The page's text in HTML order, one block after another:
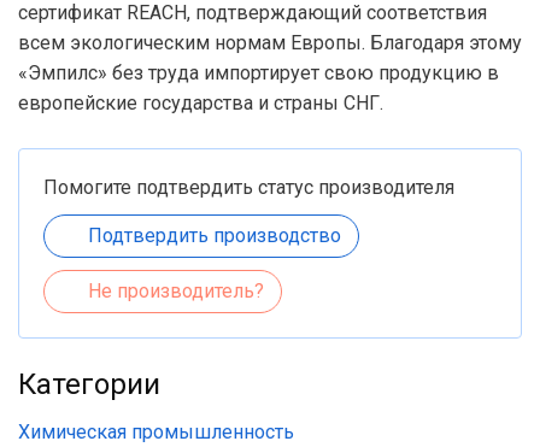
сертификат REACH, подтверждающий соответствия
всем экологическим нормам Европы. Благодаря этому
«Эмпилс» без труда импортирует свою продукцию в
европейские государства и страны СНГ.
Помогите подтвердить статус производителя
Подтвердить производство
Не производитель?
Категории
Химическая промышленность